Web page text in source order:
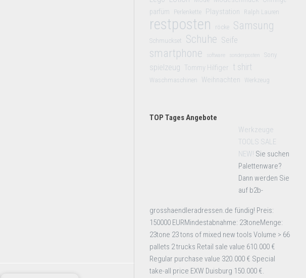
parfüm
Perlenkette Playstation Ralph Lauren
restposten röcke Samsung
Schmuckset Schuhe Seife
smartphone software sonderposten Sony
spielzeug Tommy Hilfiger t shirt
Waschmaschinen Weihnachten Werkzeug
TOP Tages Angebote
Werkzeuge
TOOLS SALE
NEW! Sie suchen
Palettenware?
Dann werden Sie
auf b2b-
grosshaendleradressen.de fündig! Preis:
150000 EURMindestabnahme: 23toneMenge:
23tone 23 tons of mixed new tools Volume > 66
pallets 2 trucks Retail sale value 610.000 €
Regular purchase value 320.000 € Special
take-all price EXW Duisburg 150.000 €.